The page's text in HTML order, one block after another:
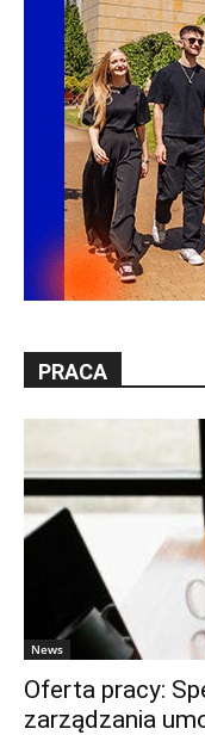
PRACA
News
Oferta pracy:
zarządzania